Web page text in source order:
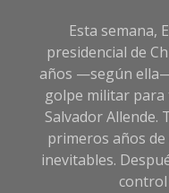
Esta semana,
presidencial de
años —según
golpe militar
Salvador Allende.
primeros años
inevitables.